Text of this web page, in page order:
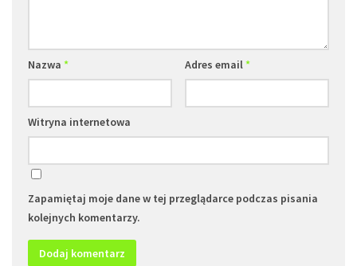
Nazwa * Adres email*
Witryna internetowa
Zapamiętaj moje dane w tej przeglądarce podczas pisania
kolejnych komentarzy.